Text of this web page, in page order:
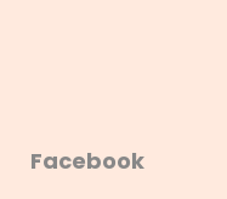
Facebook